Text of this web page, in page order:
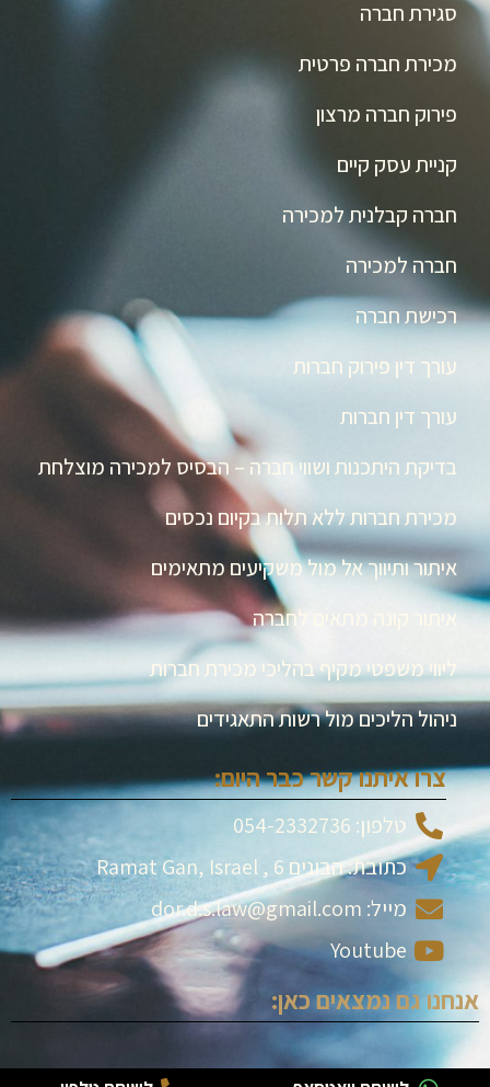
סגירת חברה
מכירת חברה פרטית
פירוק חברה מרצון
קניית עסק קיים
חברה קבלנית למכירה
חברה למכירה
רכישת חברה
עורך דין פירוק חברות
עורך דין חברות
בדיקת היתכנות ושווי חברה – הבסיס למכירה מוצלחת
מכירת חברות ללא תלות בקיום נכסים
איתור ותיווך אל מול משקיעים מתאימים
איתור קונה מתאים לחברה
ליווי משפטי מקיף בהליכי מכירת חברות
ניהול הליכים מול רשות התאגידים
צרו איתנו קשר כבר היום:
טלפון: 054-2332736
כתובת: הבונים 6 , Ramat Gan, Israel
מייל: dor.d.s.law@gmail.com
Youtube
אנחנו גם נמצאים כאן: